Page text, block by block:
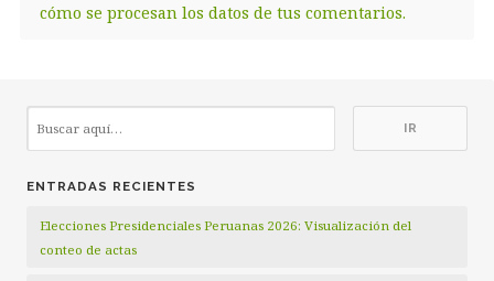
cómo se procesan los datos de tus comentarios.
ENTRADAS RECIENTES
Elecciones Presidenciales Peruanas 2026: Visualización del
conteo de actas